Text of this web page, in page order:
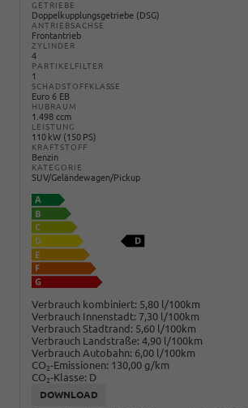
GETRIEBE
Doppelkupplungsgetriebe (DSG)
ANTRIEBSACHSE
Frontantrieb
ZYLINDER
4
PARTIKELFILTER
1
SCHADSTOFFKLASSE
Euro 6 EB
HUBRAUM
1.498 ccm
LEISTUNG
110 kW (150 PS)
KRAFTSTOFF
Benzin
KATEGORIE
SUV/Geländewagen/Pickup
Verbrauch kombiniert: 5,80 l/100km
Verbrauch Innenstadt: 7,30 l/100km
Verbrauch Stadtrand: 5,60 l/100km
Verbrauch Landstraße: 4,90 l/100km
Verbrauch Autobahn: 6,00 l/100km
CO2-Emissionen: 130,00 g/km
CO2-Klasse: D
DOWNLOAD